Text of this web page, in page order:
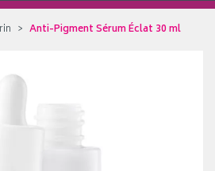
Anti-Pigment Sérum Éclat 30 ml